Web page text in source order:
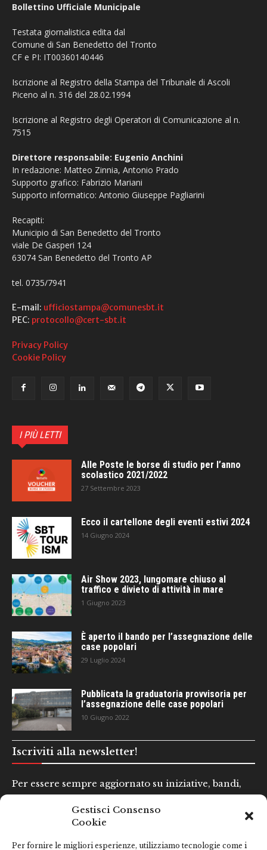
Gestisci Consenso
Cookie
Per fornire le migliori esperienze, utilizziamo tecnologie come i
Bollettino Ufficiale Municipale
Testata giornalistica edita dal
Comune di San Benedetto del Tronto
CF e PI: IT00360140446
Iscrizione al Registro della Stampa del Tribunale di Ascoli
Piceno al n. 316 del 28.02.1994
Iscrizione al Registro degli Operatori di Comunicazione al n.
7515
Direttore responsabile: Eugenio Anchini
In redazione: Matteo Zinnia, Antonio Prado
Supporto grafico: Fabrizio Mariani
Supporto informatico: Antonio Giuseppe Pagliarini
Recapiti:
Municipio di San Benedetto del Tronto
viale De Gasperi 124
63074 San Benedetto del Tronto AP
tel. 0735/7941
E-mail: ufficiostampa@comunesbt.it
PEC: protocollo@cert-sbt.it
Privacy Policy
Cookie Policy
I PIÙ LETTI
Alle Poste le borse di studio per l’anno
scolastico 2021/2022
27 Settembre 2023
Ecco il cartellone degli eventi estivi 2024
14 Giugno 2024
Air Show 2023, lungomare chiuso al
traffico e divieto di attività in mare
1 Giugno 2023
È aperto il bando per l’assegnazione delle
case popolari
29 Luglio 2024
Pubblicata la graduatoria provvisoria per
l’assegnazione delle case popolari
10 Giugno 2022
Iscriviti alla newsletter!
Per essere sempre aggiornato su iniziative, bandi,